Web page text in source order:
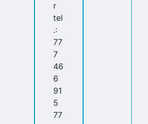
r
tel
.:
77
7
46
6
91
5
77